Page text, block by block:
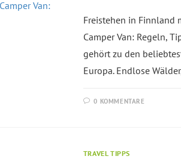
Freistehen in Finnland
Camper Van: Regeln,
gehört zu den
Europa. Endlose
0 KOMMENTARE
TRAVEL TIPPS